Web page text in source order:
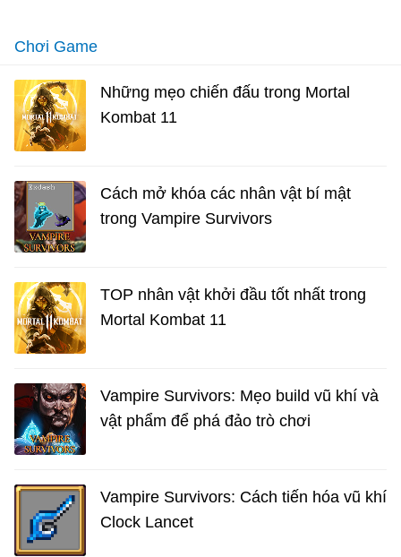
Chơi Game
Những mẹo chiến đấu trong Mortal
Kombat 11
Cách mở khóa các nhân vật bí mật
trong Vampire Survivors
TOP nhân vật khởi đầu tốt nhất trong
Mortal Kombat 11
Vampire Survivors: Mẹo build vũ khí và
vật phẩm để phá đảo trò chơi
Vampire Survivors: Cách tiến hóa vũ khí
Clock Lancet